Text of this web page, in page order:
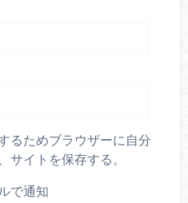
るためブラウザーに自分
サイトを保存する。
で通知